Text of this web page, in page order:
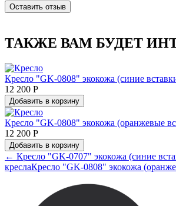
Оставить отзыв
ТАКЖЕ ВАМ БУДЕТ
Кресло "GK-0808" экокожа (синие
12 200 Р
Добавить в корзину
Кресло "GK-0808" экокожа (оранжевые
12 200 Р
Добавить в корзину
← Кресло "GK-0707" экокожа (синие
креслаКресло "GK-0808" экокожа